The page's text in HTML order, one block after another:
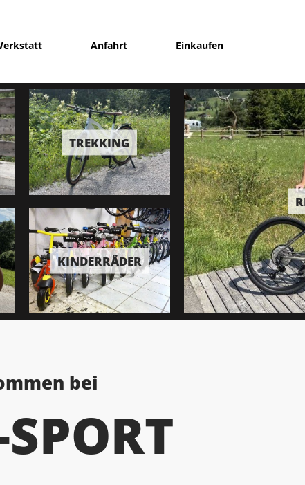
Anfahrt Einkaufen
TREKKING
KINDERRÄDER
bei